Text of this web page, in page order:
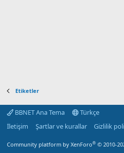
Etiketler
BBNET Ana Tema
Türkçe
İletişim
Şartlar ve kurallar Gizlilik
Community platform by XenForo® © 2010-